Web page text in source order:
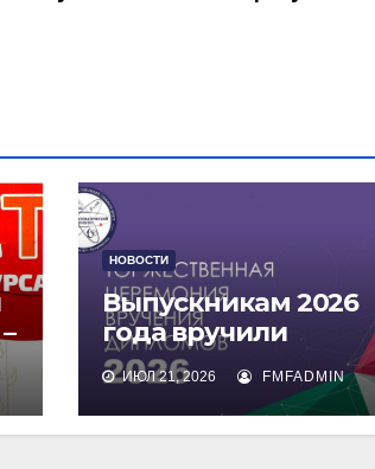
НОВОСТИ
Выпускникам 2026
года вручили
дипломы о высшем
образовании
ИЮЛ 21, 2026 FMFADMIN